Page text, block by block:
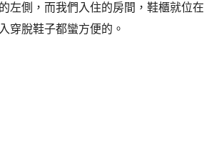
左側，而我們入住的房間，鞋櫃就位在
穿脫鞋子都蠻方便的。